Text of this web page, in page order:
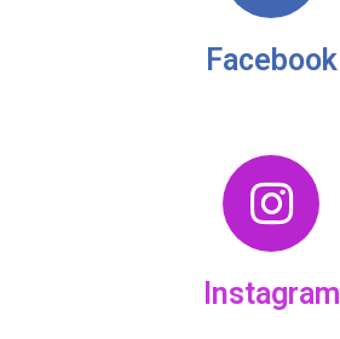
Facebook
Instagram